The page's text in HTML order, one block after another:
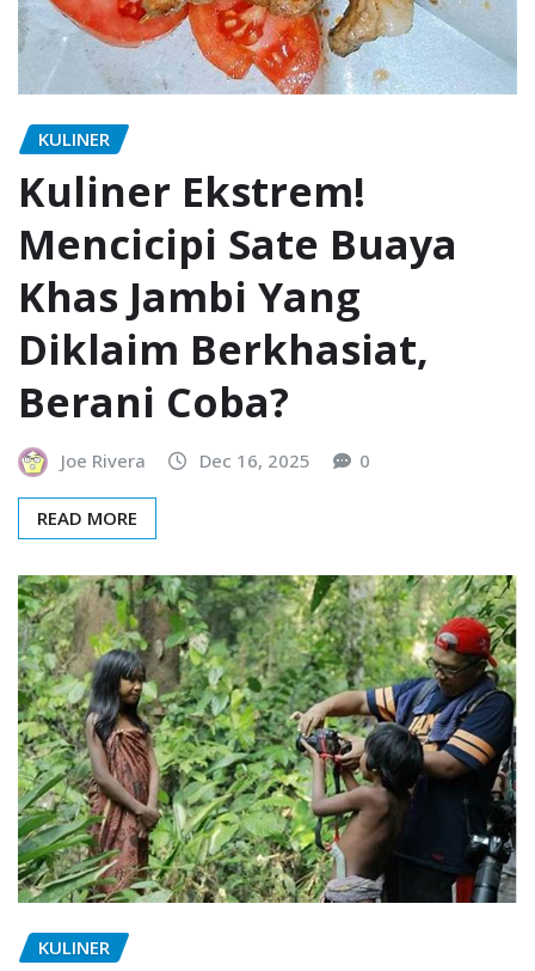
KULINER
Kuliner Ekstrem!
Mencicipi Sate Buaya
Khas Jambi Yang
Diklaim Berkhasiat,
Berani Coba?
Joe Rivera Dec 16, 2025 0
READ MORE
KULINER